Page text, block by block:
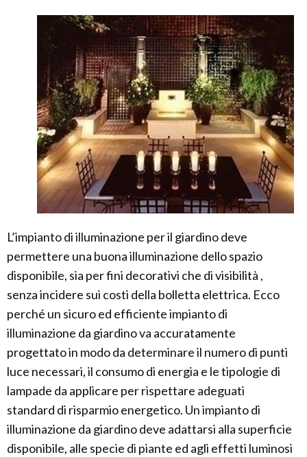
L’impianto di illuminazione per il giardino deve
permettere una buona illuminazione dello spazio
disponibile, sia per fini decorativi che di visibilità ,
senza incidere sui costi della bolletta elettrica. Ecco
perché un sicuro ed efficiente impianto di
illuminazione da giardino va accuratamente
progettato in modo da determinare il numero di punti
luce necessari, il consumo di energia e le tipologie di
lampade da applicare per rispettare adeguati
standard di risparmio energetico. Un impianto di
illuminazione da giardino deve adattarsi alla superficie
disponibile, alle specie di piante ed agli effetti luminosi